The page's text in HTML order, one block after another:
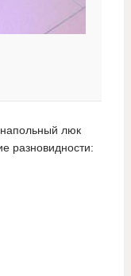
люк
разновидности: